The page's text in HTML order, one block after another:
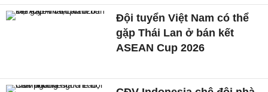
Đội tuyển Việt Nam có thể
gặp Thái Lan ở bán kết
ASEAN Cup 2026